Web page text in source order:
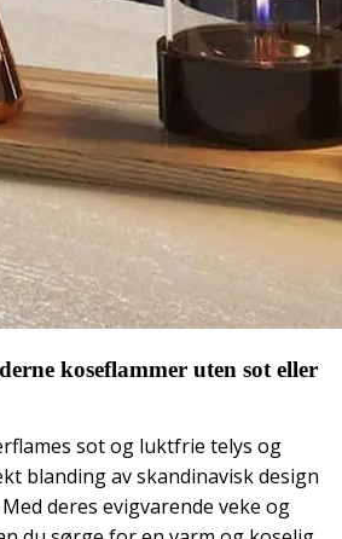
koseflammer uten sot eller
sot og luktfrie telys og
blanding av skandinavisk design
deres evigvarende veke og